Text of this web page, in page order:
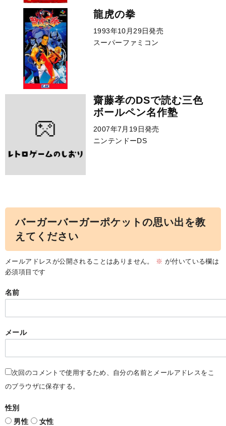
龍虎の拳
1993年10月29日発売
スーパーファミコン
齋藤孝のDSで読む三色
ボールペン名作塾
2007年7月19日発売
ニンテンドーDS
バーガーバーガーポケットの思い出を教
えてください
メールアドレスが公開されることはありません。 ※ が付いている欄は
必須項目です
名前
メール
次回のコメントで使用するため、自分の名前とメールアドレスをこ
のブラウザに保存する。
性別
男性
女性